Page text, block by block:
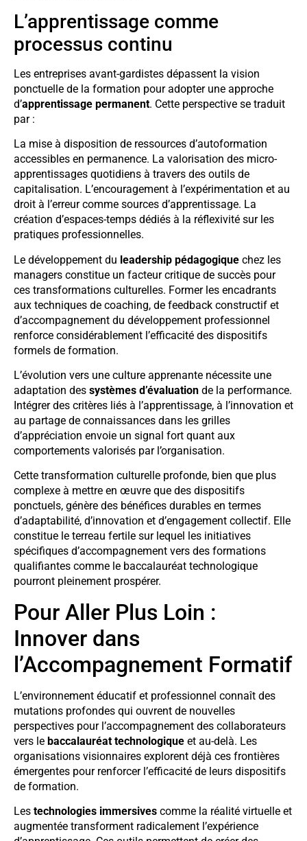
L’apprentissage comme
processus continu
Les entreprises avant-gardistes dépassent la vision
ponctuelle de la formation pour adopter une approche
d’apprentissage permanent. Cette perspective se traduit
par :
La mise à disposition de ressources d’autoformation
accessibles en permanence. La valorisation des micro-
apprentissages quotidiens à travers des outils de
capitalisation. L’encouragement à l’expérimentation et au
droit à l’erreur comme sources d’apprentissage. La
création d’espaces-temps dédiés à la réflexivité sur les
pratiques professionnelles.
Le développement du leadership pédagogique chez les
managers constitue un facteur critique de succès pour
ces transformations culturelles. Former les encadrants
aux techniques de coaching, de feedback constructif et
d’accompagnement du développement professionnel
renforce considérablement l’efficacité des dispositifs
formels de formation.
L’évolution vers une culture apprenante nécessite une
adaptation des systèmes d’évaluation de la performance.
Intégrer des critères liés à l’apprentissage, à l’innovation et
au partage de connaissances dans les grilles
d’appréciation envoie un signal fort quant aux
comportements valorisés par l’organisation.
Cette transformation culturelle profonde, bien que plus
complexe à mettre en œuvre que des dispositifs
ponctuels, génère des bénéfices durables en termes
d’adaptabilité, d’innovation et d’engagement collectif. Elle
constitue le terreau fertile sur lequel les initiatives
spécifiques d’accompagnement vers des formations
qualifiantes comme le baccalauréat technologique
pourront pleinement prospérer.
Pour Aller Plus Loin :
Innover dans
l’Accompagnement Formatif
L’environnement éducatif et professionnel connaît des
mutations profondes qui ouvrent de nouvelles
perspectives pour l’accompagnement des collaborateurs
vers le baccalauréat technologique et au-delà. Les
organisations visionnaires explorent déjà ces frontières
émergentes pour renforcer l’efficacité de leurs dispositifs
de formation.
Les technologies immersives comme la réalité virtuelle et
augmentée transforment radicalement l’expérience